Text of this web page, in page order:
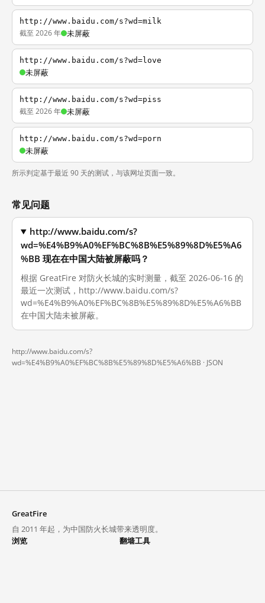
http://www.baidu.com/s?wd=milk
截至 2026 年 未屏蔽
http://www.baidu.com/s?wd=love
未屏蔽
http://www.baidu.com/s?wd=piss
截至 2026 年 未屏蔽
http://www.baidu.com/s?wd=porn
未屏蔽
所示判定基于最近 90 天的测试，与该网址页面一致。
常见问题
http://www.baidu.com/s?
wd=%E4%B9%A0%EF%BC%8B%E5%89%8D%E5%A6
%BB 现在在中国大陆被屏蔽吗？
根据 GreatFire 对防火长城的实时测量，截至 2026-06-16 的
最近一次测试，http://www.baidu.com/s?
wd=%E4%B9%A0%EF%BC%8B%E5%89%8D%E5%A6%BB
在中国大陆未被屏蔽。
http://www.baidu.com/s?
wd=%E4%B9%A0%EF%BC%8B%E5%89%8D%E5%A6%BB · JSON
GreatFire
自 2011 年起，为中国防火长城带来透明度。
浏览
翻墙工具